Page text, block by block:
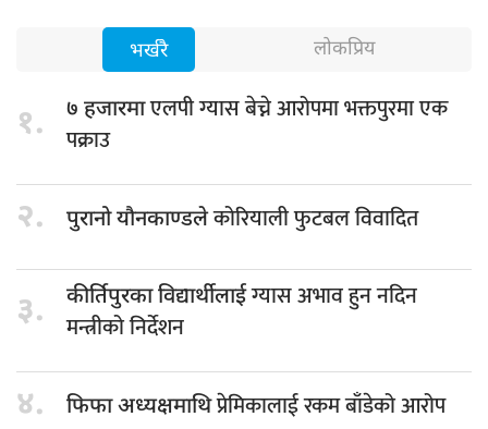
भर्खरै लोकप्रिय
१. ७ हजारमाएलपी ग्यास बेच्ने आरोपमा भक्तपुरमा एक
पक्राउ
२. पुरानो यौनकाण्डलेकोरियाली फुटबल विवादित
३. कीर्तिपुरका विद्यार्थीलाईग्यास अभाव हुन नदिन
मन्त्रीको निर्देशन
४. फिफा अध्यक्षमाथिप्रेमिकालाई रकम बाँडेको आरोप